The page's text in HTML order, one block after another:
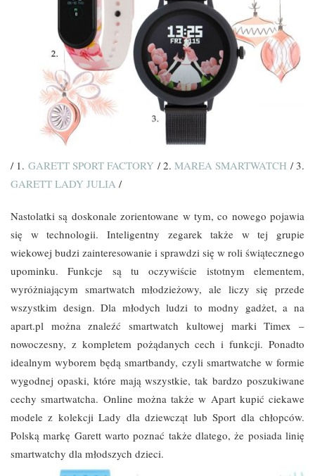
/ 1. GARETT SPORT FACTORY / 2.MAREA SMARTWATCH / 3.
GARETT LADY JULIA /
Nastolatki są doskonale zorientowane w tym, co nowego pojawia
się w technologii. Inteligentny zegarek także w tej grupie
wiekowej budzi zainteresowanie i sprawdzi się w roli świątecznego
upominku. Funkcje są tu oczywiście istotnym elementem,
wyróżniającym smartwatch młodzieżowy, ale liczy się przede
wszystkim design. Dla młodych ludzi to modny gadżet, a na
apart.pl można znaleźć smartwatch kultowej marki Timex –
nowoczesny, z kompletem pożądanych cech i funkcji. Ponadto
idealnym wyborem będą smartbandy, czyli smartwatche w formie
wygodnej opaski, które mają wszystkie, tak bardzo poszukiwane
cechy smartwatcha. Online można także w Apart kupić ciekawe
modele z kolekcji Lady dla dziewcząt lub Sport dla chłopców.
Polską markę Garett warto poznać także dlatego, że posiada linię
smartwatchy dla młodszych dzieci.